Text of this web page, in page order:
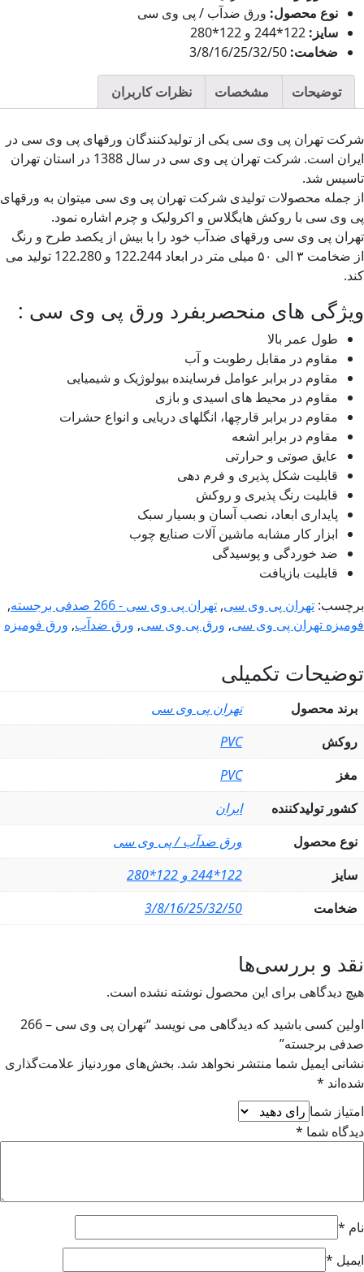
نوع محصول:ورق ضدآب / پی وی سی
سایز: 122*244 و 122*280
ضخامت:3/8/16/25/32/50
توضیحات مشخصات نظرات کاربران
تهران پی وی سی یکی از تولیدکنندگان ورقهای پی وی سی در
ایران است. شرکت تهران پی وی سی در سال 1388 در استان تهران
شد.
جمله محصولات تولیدی شرکت تهران پی وی سی میتوان به ورقهای
وی سی با روکش هایگلاس و اکرولیک و چرم اشاره نمود.
پی وی سی ورقهای ضدآب خود را با بیش از یکصد طرح و رنگ
از ضخامت ۳ الی ۵۰ میلی متر در ابعاد 122.244 و 122.280 تولید می
های منحصربفرد ورق پی وی سی :
طول عمر بالا
مقاوم در مقابل رطوبت و آب
مقاوم در برابر عوامل فرساینده بیولوژیک و شیمیایی
مقاوم در محیط های اسیدی و بازی
مقاوم در برابر قارچها، انگلهای دریایی و انواع حشرات
مقاوم در برابر اشعه
عایق صوتی و حرارتی
قابلیت شکل پذیری و فرم دهی
قابلیت رنگ پذیری و روکش
پایداری ابعاد، نصب آسان و بسیار سبک
ابزار کار مشابه ماشین آلات صنایع چوب
ضد خوردگی و پوسیدگی
قابلیت بازیافت
تهران پی وی سی,تهران پی وی سی - 266 صدفی برجسته
,
تهران پی وی سی,ورق پی وی سی,ورق ضدآب,ورق فومیزه
تکمیلی
محصول
تهران پی وی سی
PVC
PVC
تولیدکننده
ایران
محصول
ورق ضدآب / پی وی سی
122*244 و 122*280
3/8/16/25/32/50
و بررسی‌ها
دیدگاهی برای این محصول نوشته نشده است.
اولین کسی باشید که دیدگاهی می نویسد “تهران پی وی سی – 266
برجسته”
ایمیل شما منتشر نخواهد شد.بخش‌های موردنیاز علامت‌گذاری
*
شما
شما*
*
*